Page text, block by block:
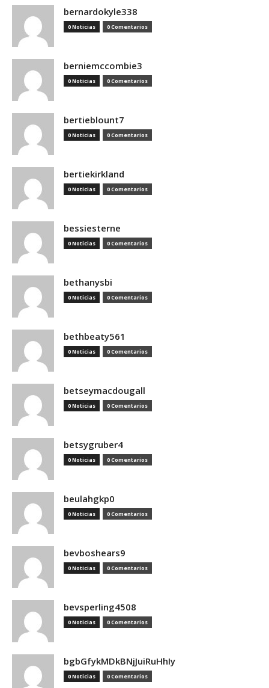
bernardokyle338
0 Noticias 0 Comentarios
berniemccombie3
0 Noticias 0 Comentarios
bertieblount7
0 Noticias 0 Comentarios
bertiekirkland
0 Noticias 0 Comentarios
bessiesterne
0 Noticias 0 Comentarios
bethanysbi
0 Noticias 0 Comentarios
bethbeaty561
0 Noticias 0 Comentarios
betseymacdougall
0 Noticias 0 Comentarios
betsygruber4
0 Noticias 0 Comentarios
beulahgkp0
0 Noticias 0 Comentarios
bevboshears9
0 Noticias 0 Comentarios
bevsperling4508
0 Noticias 0 Comentarios
bgbGfykMDkBNjJuiRuHhIy
0 Noticias 0 Comentarios